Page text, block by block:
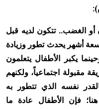
أو الغضب.. تتكون لديه قبل
أشهر يحدث تطور وزيادة
يكبر الأطفال يتعلمون
مقبولة اجتماعياً، ولكنهم
نفسه الذي تتطور به
فإن الأطفال عادة ما